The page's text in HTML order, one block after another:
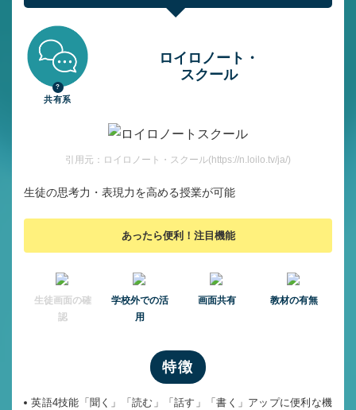
共有系
ロイロノート・
スクール
引用元：ロイロノート・スクール(https://n.loilo.tv/ja/)
生徒の思考力・表現力を高める授業が可能
あったら便利！注目機能
⽣徒画⾯の確
認
学校外での活
用
画面共有 教材の有無
特徴
英語4技能「聞く」「読む」「話す」「書く」アップに便利な機